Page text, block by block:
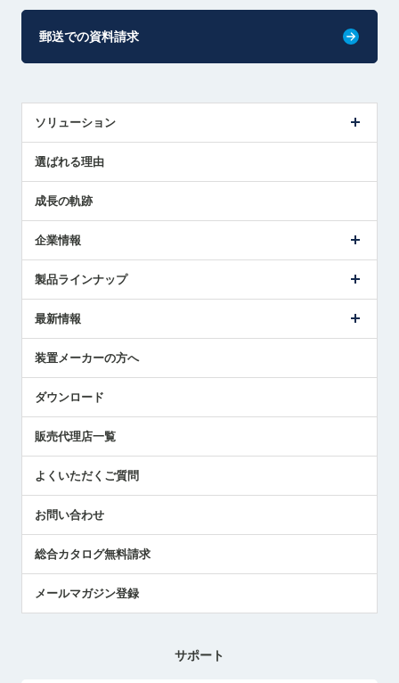
郵送での資料請求
ソリューション
解決策提案
選ばれる理由
成長の軌跡
企業情報
ごあいさつ
受賞履歴
採用情報
国/地域/言語
製品ラインナップ
ツールセッタ製品
エアマイクロセンサ製品
最新情報
メトロールの技術
社員ブログ
中小企業のBCP地震対策
センサのテクニカルガイド
社長ブログ
装置メーカーの方へ
ダウンロード
販売代理店一覧
よくいただくご質問
お問い合わせ
総合カタログ無料請求
メールマガジン登録
サポート